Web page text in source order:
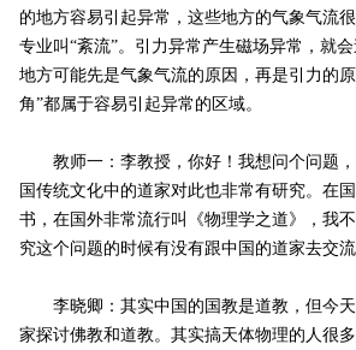
的地方容易引起异常，这些地方的气象气流很
专业叫“紊流”。引力异常产生磁场异常，就
地方可能先是气象气流的原因，再是引力的
角”都属于容易引起异常的区域。
教师一：李教授，你好！我想问个问题，
国传统文化中的道家对此也非常有研究。在
书，在国外非常流行叫《物理学之道》，我
究这个问题的时候有没有跟中国的道家去交流
李晓卿：其实中国的国教是道教，但今天
家探讨佛教和道教。其实搞天体物理的人很